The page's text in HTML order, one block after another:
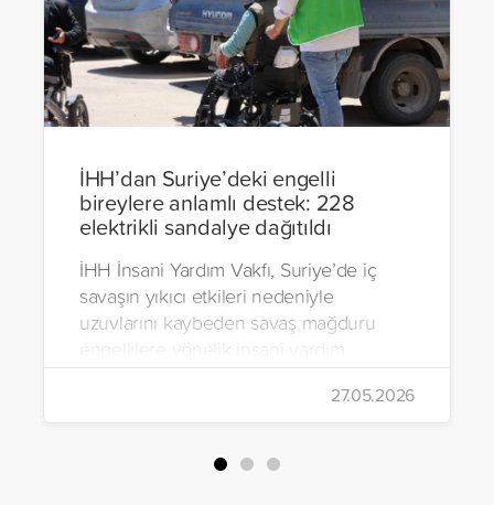
İHH’dan Suriye’deki engelli
bireylere anlamlı destek: 228
elektrikli sandalye dağıtıldı
İHH İnsani Yardım Vakfı, Suriye’de iç
savaşın yıkıcı etkileri nedeniyle
uzuvlarını kaybeden savaş mağduru
engellilere yönelik insani yardım
çalışmalarını aralıksız sürdürüyor. Vakıf,
yürütülen son projeyle Suriye’nin Şam,
Halep, Hama, Humus ve İdlib
bölgelerinde zor şartlarda yaşayan
27.05.2026